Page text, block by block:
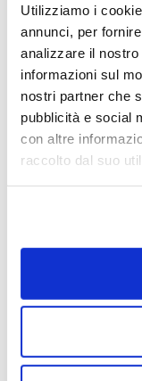
Utilizziamo i
annunci, per
analizzare il
informazioni sul
nostri partner che
pubblicità e social
con altre
raccolto dal suo
Perché la
una
politica,
capire il
della libertà
permettersi
La Trilogia di
È una
scomode: